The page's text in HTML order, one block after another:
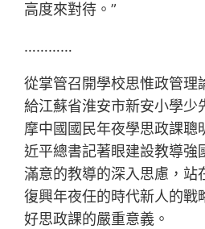
高度來對待。”
…………
從掌管召開學校思惟政管理
給江蘇省淮安市新安小學少
摩中國國民年夜學思政課聰
近平總書記著眼建設教導強
滿意的教導的深入思慮，站
復興年夜任的時代新人的戰
好思政課的嚴重意義。